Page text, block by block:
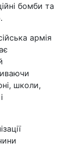
бомби та
армія
школи,